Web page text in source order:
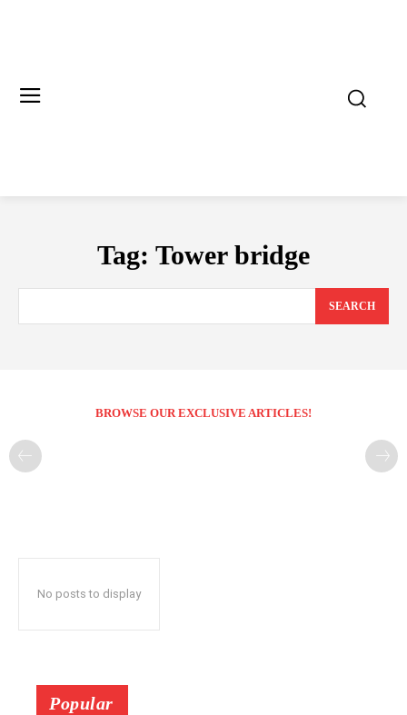
Tag: Tower bridge
SEARCH
BROWSE OUR EXCLUSIVE ARTICLES!
No posts to display
Popular